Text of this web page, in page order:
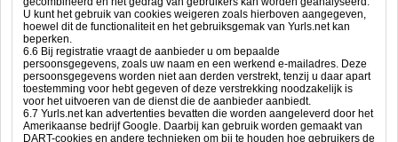
U kunt het gebruik van cookies weigeren zoals hierboven aangegeven,
hoewel dit de functionaliteit en het gebruiksgemak van Yurls.net kan
beperken.
6.6 Bij registratie vraagt de aanbieder u om bepaalde
persoonsgegevens, zoals uw naam en een werkend e-mailadres. Deze
persoonsgegevens worden niet aan derden verstrekt, tenzij u daar apart
toestemming voor hebt gegeven of deze verstrekking noodzakelijk is
voor het uitvoeren van de dienst die de aanbieder aanbiedt.
6.7 Yurls.net kan advertenties bevatten die worden aangeleverd door het
Amerikaanse bedrijf Google. Daarbij kan gebruik worden gemaakt van
DART-cookies en andere technieken om bij te houden hoe gebruikers de